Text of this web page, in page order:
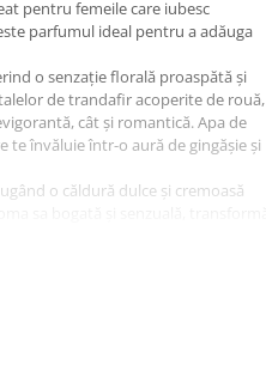
pentru femeile care iubesc
parfumul ideal pentru a adăuga
o senzație florală proaspătă și
de trandafir acoperite de rouă,
cât și romantică. Apa de
învăluie într-o aură de gingășie și
o căldură dulce și cremoasă
Această notă aduce o adâncime
prospețimea trandafirului.
pentru orice ocazie.